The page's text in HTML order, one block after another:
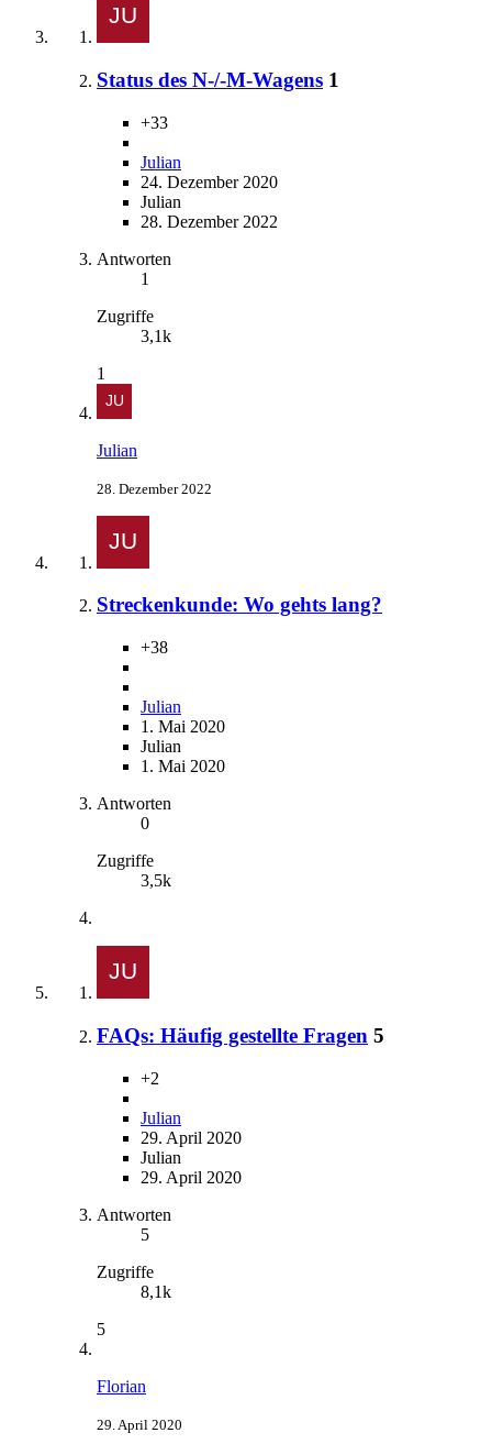
Status des N-/-M-Wagens 1
+33
Julian
24. Dezember 2020
Julian
28. Dezember 2022
Antworten
1
Zugriffe
3,1k
1
Julian
28. Dezember 2022
Streckenkunde: Wo gehts lang?
+38
Julian
1. Mai 2020
Julian
1. Mai 2020
Antworten
0
Zugriffe
3,5k
FAQs: Häufig gestellte Fragen 5
+2
Julian
29. April 2020
Julian
29. April 2020
Antworten
5
Zugriffe
8,1k
5
Florian
29. April 2020